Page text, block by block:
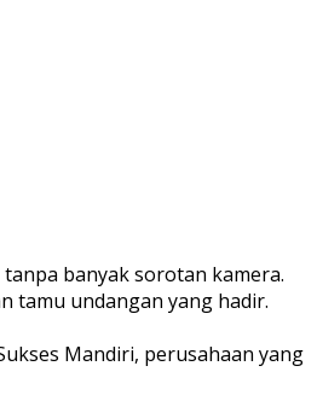
banyak sorotan kamera.
tamu undangan yang hadir.
Mandiri, perusahaan yang